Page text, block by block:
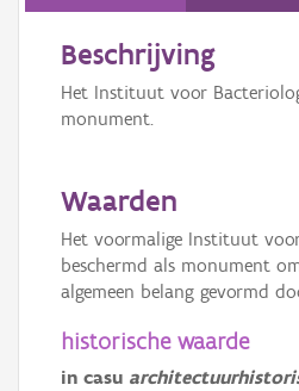
Beschrijving
Het Instituut voor
monument.
Waarden
Het voormalige Instituut
beschermd als monument
algemeen belang gevormd
historische waarde
in casu